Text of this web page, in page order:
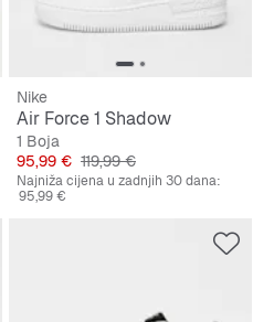
Nike
Air Force 1 Shadow
1 Boja
Cijena
95,99 € Originalna cijena
119,99 €
Najniža cijena u zadnjih 30 dana:
95,99 €